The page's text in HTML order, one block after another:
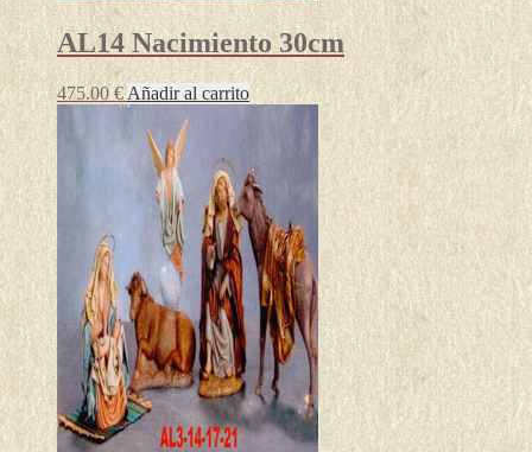
AL14 Nacimiento 30cm
475.00€ Añadir al carrito